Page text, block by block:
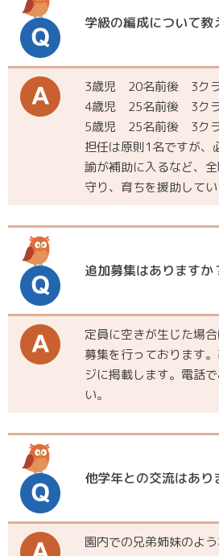
学級の編成について教
3歳児 20名前後 3ク
4歳児 25名前後 3ク
5歳児 25名前後 3ク
担任は原則1名ですが、
諭が補助に入るなど、
守り、育ちを援助してい
追加募集はありますか
定員に空きが生じた場
募集を行っております
ジに掲載します。電話
い。
他学年との交流はあり
園内での兄弟姉妹のよ